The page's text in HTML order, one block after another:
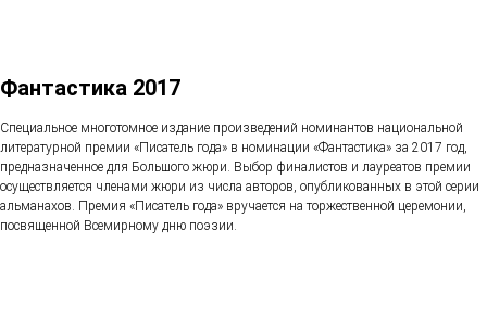
Фантастика 2017
Специальное многотомное издание произведений номинантов национальной
литературной премии «Писатель года» в номинации «Фантастика» за 2017 год,
предназначенное для Большого жюри. Выбор финалистов и лауреатов премии
осуществляется членами жюри из числа авторов, опубликованных в этой серии
альманахов. Премия «Писатель года» вручается на торжественной церемонии,
посвященной Всемирному дню поэзии.